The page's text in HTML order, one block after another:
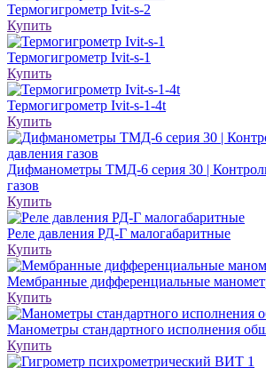
Термогигрометр Ivit-s-2
Купить
Термогигрометр Ivit-s-1
Купить
Термогигрометр Ivit-s-1-4t
Купить
Дифманометры ТМД-6 серия 30 |
газов
Купить
Реле дав­ле­ния РД-Г мало­га­ба­рит­ные
Купить
Мембранные дифференциальные
Купить
Манометры стандартного исполнения
Купить